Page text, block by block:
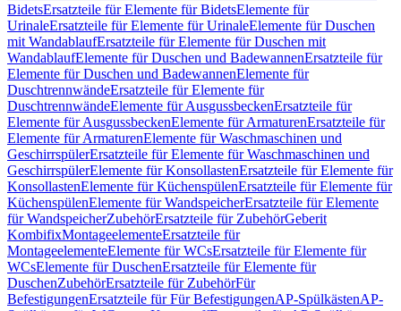
BidetsErsatzteile für Elemente für BidetsElemente für
UrinaleErsatzteile für Elemente für UrinaleElemente für Duschen
mit WandablaufErsatzteile für Elemente für Duschen mit
WandablaufElemente für Duschen und BadewannenErsatzteile für
Elemente für Duschen und BadewannenElemente für
DuschtrennwändeErsatzteile für Elemente für
DuschtrennwändeElemente für AusgussbeckenErsatzteile für
Elemente für AusgussbeckenElemente für ArmaturenErsatzteile für
Elemente für ArmaturenElemente für Waschmaschinen und
GeschirrspülerErsatzteile für Elemente für Waschmaschinen und
GeschirrspülerElemente für KonsollastenErsatzteile für Elemente für
KonsollastenElemente für KüchenspülenErsatzteile für Elemente für
KüchenspülenElemente für WandspeicherErsatzteile für Elemente
für WandspeicherZubehörErsatzteile für ZubehörGeberit
KombifixMontageelementeErsatzteile für
MontageelementeElemente für WCsErsatzteile für Elemente für
WCsElemente für DuschenErsatzteile für Elemente für
DuschenZubehörErsatzteile für ZubehörFür
BefestigungenErsatzteile für Für BefestigungenAP-SpülkästenAP-